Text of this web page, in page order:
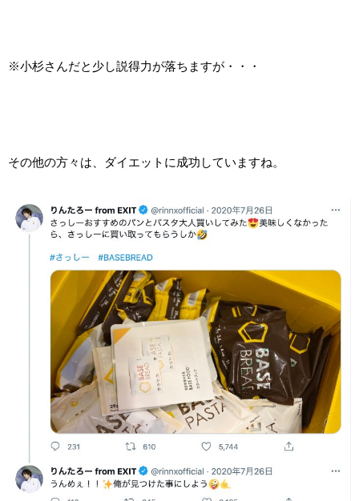
※小杉さんだと少し説得力が落ちますが・・・
その他の方々は、ダイエットに成功していますね。